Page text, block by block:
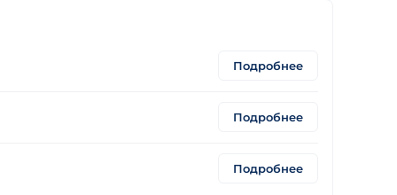
Подробнее
Подробнее
Подробнее